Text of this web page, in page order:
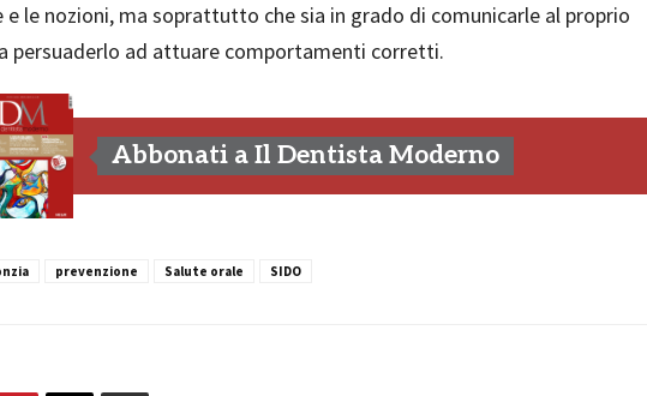
e le nozioni, ma soprattutto che sia in grado di comunicarle al proprio
persuaderlo ad attuare comportamenti corretti.
Abbonati a Il Dentista Moderno
prevenzione Salute orale SIDO